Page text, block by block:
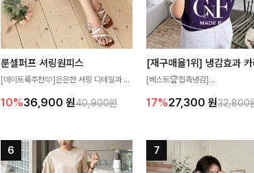
룬셀퍼프 셔링원피스
[데이트룩추천🩷]은은한 셔링 디테일과 퍼
성해주는 원피스🤍 허리 스모크 밴딩이 슬
즐기기 좋아요
10%36,900 원40,900원
[베스트🏆접촉냉감]
고 가벼운 소재감으로 여름에도 시
17%27,300 원32,800